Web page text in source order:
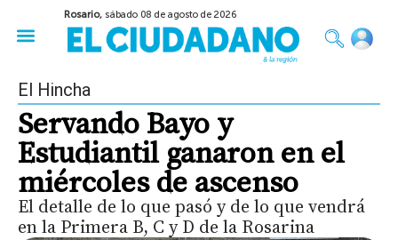
Rosario, sábado 08 de agosto de 2026
El Hincha
Servando Bayo y
Estudiantil ganaron en el
miércoles de ascenso
El detalle de lo que pasó y de lo que vendrá
en la Primera B, C y D de la Rosarina